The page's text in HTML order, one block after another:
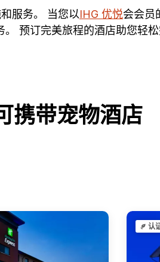
服务。 当您以IHG 优悦会会员
预订完美旅程的酒店助您轻松
携带宠物酒店
认